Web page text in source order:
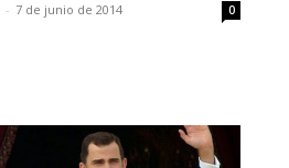
- 7 de junio de 2014 0